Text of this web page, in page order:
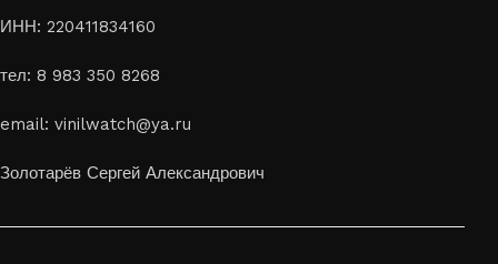
ИНН: 220411834160
тел: 8 983 350 8268
email: vinilwatch@ya.ru
Золотарёв Сергей Александрович